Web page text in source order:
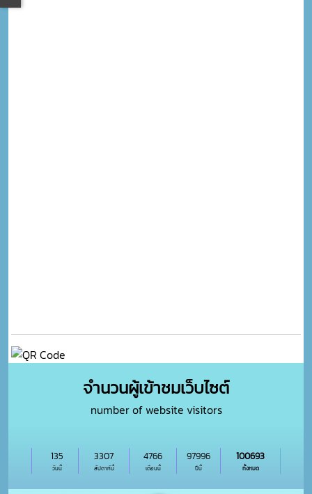
จำนวนผู้เข้าชมเว็บไซต์
number of website visitors
วันนี้
135
สัปดาห์นี้
3307
เดือนนี้
4766
ปีนี้
97996
ทั้งหมด
100693